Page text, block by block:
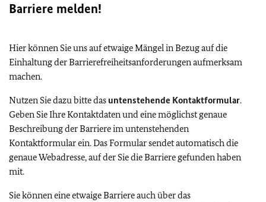
Barriere melden!
Hier können Sie uns auf etwaige Mängel in Bezug auf die
Einhaltung der Barrierefreiheitsanforderungen aufmerksam
machen.
Nutzen Sie dazu bitte das untenstehende Kontaktformular.
Geben Sie Ihre Kontaktdaten und eine möglichst genaue
Beschreibung der Barriere im untenstehenden
Kontaktformular ein. Das Formular sendet automatisch die
genaue Webadresse, auf der Sie die Barriere gefunden haben
mit.
Sie können eine etwaige Barriere auch über das